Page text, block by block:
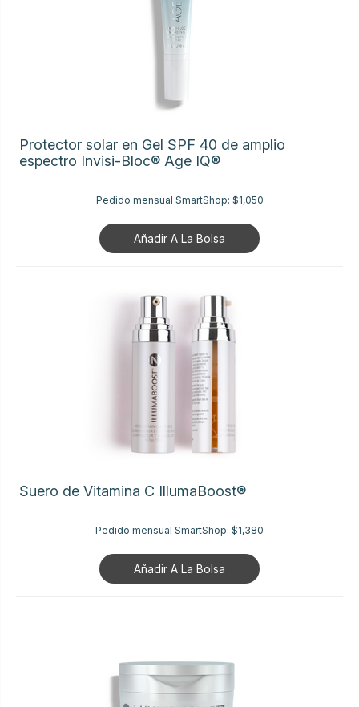
Protector solar en Gel SPF 40 de amplio
espectro Invisi-Bloc® Age IQ®
Pedido mensual SmartShop: $1,050
Añadir A La Bolsa
Suero de Vitamina C IllumaBoost®
Pedido mensual SmartShop: $1,380
Añadir A La Bolsa